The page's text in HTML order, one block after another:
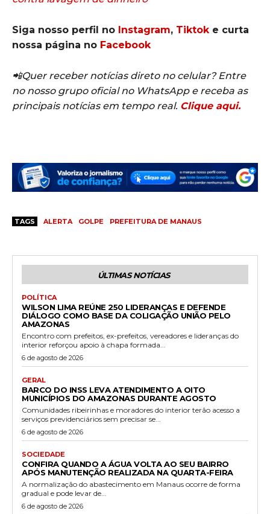
Siga nosso perfil no Instagram, Tiktok e curta
nossa página no Facebook
📲Quer receber notícias direto no celular? Entre
no nosso grupo oficial no WhatsApp e receba as
principais notícias em tempo real. Clique aqui.
TAGS ALERTA GOLPE PREFEITURA DE MANAUS
ÚLTIMAS NOTÍCIAS
POLÍTICA
WILSON LIMA REÚNE 250 LIDERANÇAS E DEFENDE
DIÁLOGO COMO BASE DA COLIGAÇÃO UNIÃO PELO
AMAZONAS
Encontro com prefeitos, ex-prefeitos, vereadores e lideranças do
interior reforçou apoio à chapa formada...
6 de agosto de 2026
GERAL
BARCO DO INSS LEVA ATENDIMENTO A OITO
MUNICÍPIOS DO AMAZONAS DURANTE AGOSTO
Comunidades ribeirinhas e moradores do interior terão acesso a
serviços previdenciários sem precisar se...
6 de agosto de 2026
SOCIEDADE
CONFIRA QUANDO A ÁGUA VOLTA AO SEU BAIRRO
APÓS MANUTENÇÃO REALIZADA NA QUARTA-FEIRA
A normalização do abastecimento em Manaus ocorre de forma
gradual e pode levar de...
6 de agosto de 2026